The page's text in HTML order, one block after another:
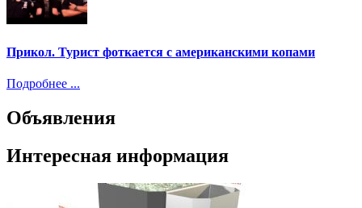
Прикол. Турист фоткается с американскими копами
Подробнее ...
Объявления
Интересная информация